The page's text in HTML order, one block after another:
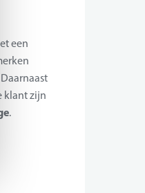
een
klant zijn
.